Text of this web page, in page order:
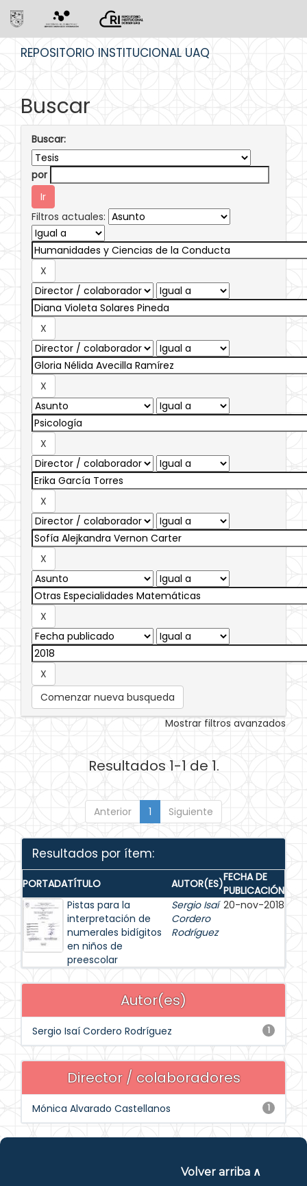
REPOSITORIO INSTITUCIONAL UAQ
Buscar
Buscar:
por
Filtros actuales:
Comenzar nueva busqueda
Mostrar filtros avanzados
Resultados 1-1 de 1.
Anterior 1 Siguiente
Resultados por ítem:
PORTADATÍTULO AUTOR(ES)FECHA DE
PUBLICACIÓN
Pistas para la
interpretación de
numerales bidígitos
en niños de
preescolar
Sergio Isaí
Cordero
Rodríguez
20-nov-2018
Autor(es)
1
Sergio Isaí Cordero Rodríguez
Director / colaboradores
1
Mónica Alvarado Castellanos
Volver arriba ∧